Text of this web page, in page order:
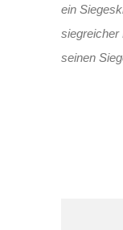
ein
siegreicher
seinen